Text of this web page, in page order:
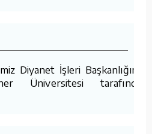
Diyanet İşleri Başkanlığımız
Üniversitesi tarafından